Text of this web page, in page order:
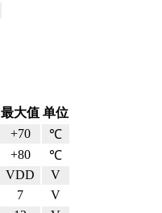
最大值 单位
+70
℃
+80
℃
VDD
V
7
V